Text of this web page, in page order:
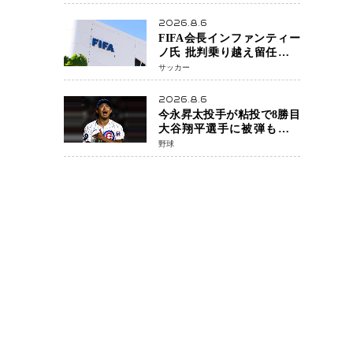
戦決定 「完全決着」に世
界中のファンが熱狂 マネ
ル・ケイプの王座挑戦は再
び遠のく
2026.8.6
FIFA会長インファンティー
ノ氏 批判乗り越え留任決定
世界最大級のスポーツ組織
を支える「権威」は揺るが
ず ・・・謝罪と改革姿勢
サッカー
2026.8.6
今永昇太投手が粘投で8勝目
大谷翔平選手に被弾も「穴
がない打者」と脱帽
野球